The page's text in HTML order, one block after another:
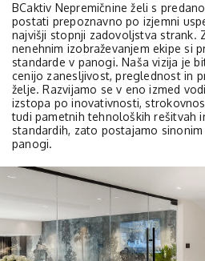
BCaktiv Nepremičnine želi s
postati prepoznavno po izjemni
najvišji stopnji zadovoljstva strank.
nenehnim izobraževanjem ekipe si
standarde v panogi. Naša vizija je
cenijo zanesljivost, preglednost in
želje. Razvijamo se v eno izmed
izstopa po inovativnosti,
tudi pametnih tehnoloških rešitvah
standardih, zato postajamo
panogi.